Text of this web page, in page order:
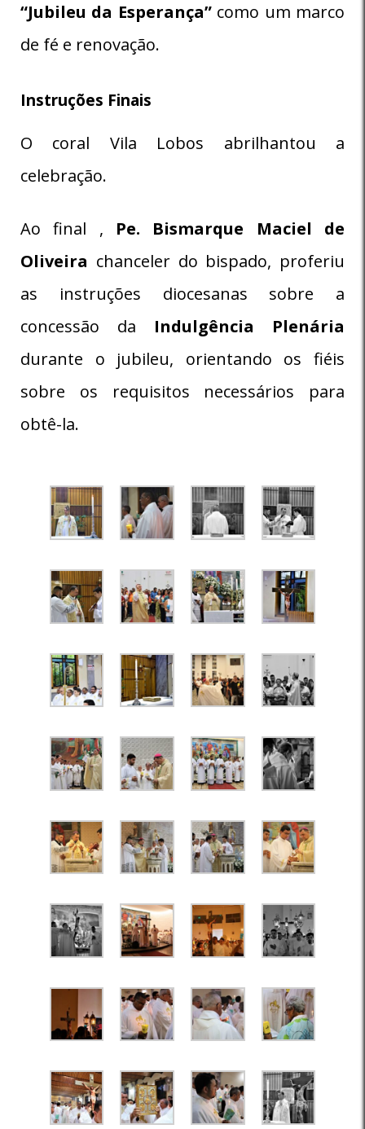
“Jubileu da Esperança”como um marco
de fé e renovação.
Instruções Finais
O coral Vila Lobos abrilhantou a
celebração.
Ao final , Pe. Bismarque Maciel de
Oliveira chanceler do bispado, proferiu
as instruções diocesanas sobre a
concessão da Indulgência Plenária
durante o jubileu, orientando os fiéis
sobre os requisitos necessários para
obtê-la.